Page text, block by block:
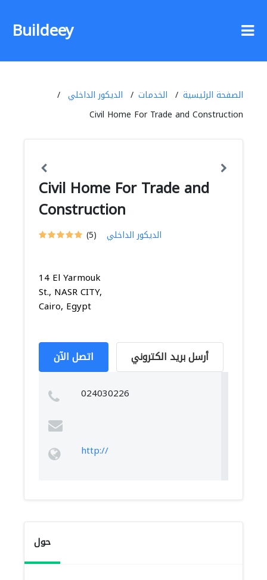
Buildeey
الصفحة الرئيسية الخدمات
الديكور الداخلي
Civil Home For Trade and Construction
Civil Home For Trade and
Construction
(5) الديكور الداخلي
14 El Yarmouk
St., NASR CITY,
Cairo, Egypt
اتصل الآن أرسل بريد الكتروني
024030226
http://
حول